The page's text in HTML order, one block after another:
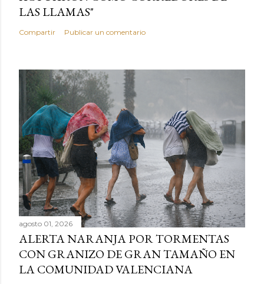
LAS LLAMAS"
Compartir Publicar un comentario
agosto 01, 2026
ALERTA NARANJA POR TORMENTAS
CON GRANIZO DE GRAN TAMAÑO EN
LA COMUNIDAD VALENCIANA